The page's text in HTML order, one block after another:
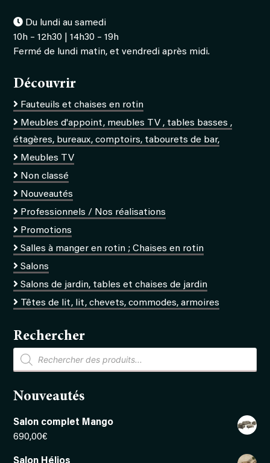
Du lundi au samedi
10h – 12h30 | 14h30 – 19h
Fermé de lundi matin, et vendredi après midi.
Découvrir
Fauteuils et chaises en rotin
Meubles d'appoint, meubles TV , tables basses ,
étagères, bureaux, comptoirs, tabourets de bar,
Meubles TV
Non classé
Nouveautés
Professionnels / Nos réalisations
Promotions
Salles à manger en rotin ; Chaises en rotin
Salons
Salons de jardin, tables et chaises de jardin
Têtes de lit, lit, chevets, commodes, armoires
Rechercher
Recherche
de
produits
Nouveautés
Salon complet Mango
690,00€